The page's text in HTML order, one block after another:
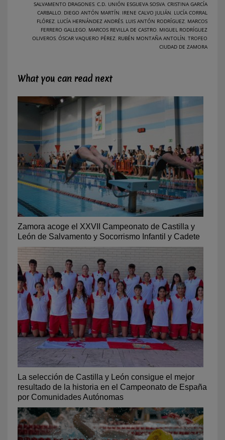
SALVAMENTO DRAGONES, C.D. UNIÓN ESGUEVA SOSVA, CRISTINA GARCÍA
CARBALLO, DIEGO ANTÓN MARTÍN, IRENE CALVO JULIÁN, LUCÍA CORRAL
FLÓREZ, LUCÍA HERNÁNDEZ ANDRÉS, LUIS ANTÓN RODRÍGUEZ, MARCOS
FERRERO GALLEGO, MARCOS REVILLA DE CASTRO, MIGUEL RODRÍGUEZ
OLIVEROS, ÓSCAR VAQUERO PÉREZ, RUBÉN MONTAÑA ANTOLÍN, TROFEO
CIUDAD DE ZAMORA
What you can read next
Zamora acoge el XXVII Campeonato de Castilla y
León de Salvamento y Socorrismo Infantil y Cadete
La selección de Castilla y León consigue el mejor
resultado de la historia en el Campeonato de España
por Comunidades Autónomas